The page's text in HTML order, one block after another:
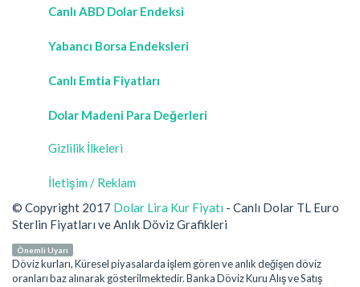
Canlı ABD Dolar Endeksi
Yabancı Borsa Endeksleri
Canlı Emtia Fiyatları
Dolar Madeni Para Değerleri
Gizlilik İlkeleri
İletişim / Reklam
© Copyright 2017 Dolar Lira Kur Fiyatı - Canlı Dolar TL Euro
Sterlin Fiyatları ve Anlık Döviz Grafikleri
Önemli Uyarı
Döviz kurları, Küresel piyasalarda işlem gören ve anlık değişen döviz
oranları baz alınarak gösterilmektedir. Banka Döviz Kuru Alış ve Satış